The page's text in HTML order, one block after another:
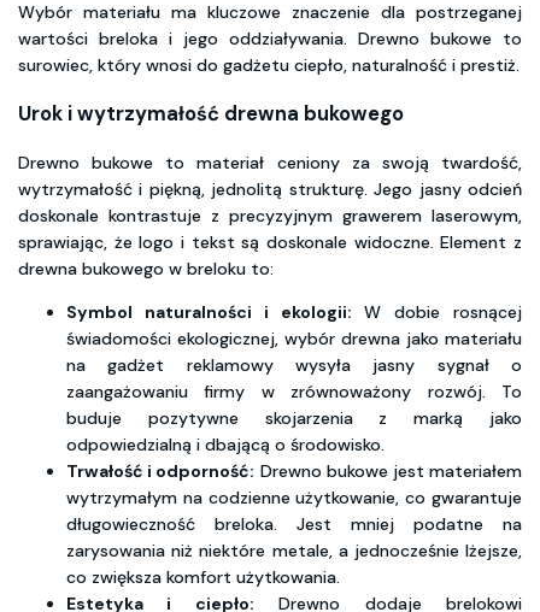
Wybór materiału ma kluczowe znaczenie dla postrzeganej
wartości breloka i jego oddziaływania. Drewno bukowe to
surowiec, który wnosi do gadżetu ciepło, naturalność i prestiż.
Urok i wytrzymałość drewna bukowego
Drewno bukowe to materiał ceniony za swoją twardość,
wytrzymałość i piękną, jednolitą strukturę. Jego jasny odcień
doskonale kontrastuje z precyzyjnym grawerem laserowym,
sprawiając, że logo i tekst są doskonale widoczne. Element z
drewna bukowego w breloku to:
Symbol naturalności i ekologii: W dobie rosnącej
świadomości ekologicznej, wybór drewna jako materiału
na gadżet reklamowy wysyła jasny sygnał o
zaangażowaniu firmy w zrównoważony rozwój. To
buduje pozytywne skojarzenia z marką jako
odpowiedzialną i dbającą o środowisko.
Trwałość i odporność: Drewno bukowe jest materiałem
wytrzymałym na codzienne użytkowanie, co gwarantuje
długowieczność breloka. Jest mniej podatne na
zarysowania niż niektóre metale, a jednocześnie lżejsze,
co zwiększa komfort użytkowania.
Estetyka i ciepło: Drewno dodaje brelokowi